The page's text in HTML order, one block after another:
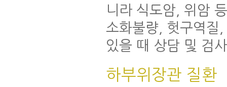
니라 식도암, 위암
소화불량, 헛구역질
있을 때 상담 및 검
하부위장관 질환